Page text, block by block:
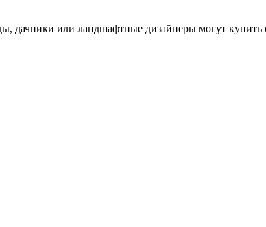
дачники или ландшафтные дизайнеры могут купить